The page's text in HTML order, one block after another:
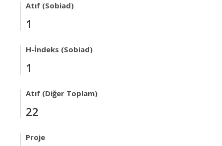
Atıf (Sobiad)
1
H-İndeks (Sobiad)
1
Atıf (Diğer Toplam)
22
Proje